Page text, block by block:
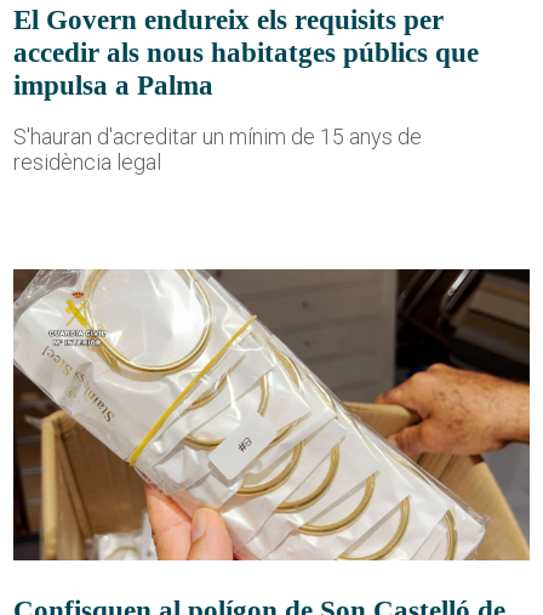
El Govern endureix els requisits per
accedir als nous habitatges públics que
impulsa a Palma
S'hauran d'acreditar un mínim de 15 anys de
residència legal